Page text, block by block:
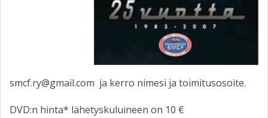
smcf.ry@gmail.com ja kerro nimesi ja toimitusosoite.
DVD:n hinta* lähetyskuluineen on 10 €